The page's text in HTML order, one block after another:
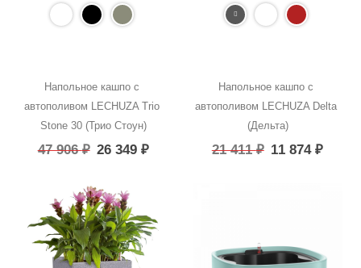
Напольное кашпо с
автополивом LECHUZA Trio
Stone 30 (Трио Стоун)
47 906₽ 26 349₽
Напольное кашпо с
автополивом LECHUZA Delta
(Дельта)
21 411₽ 11 874₽